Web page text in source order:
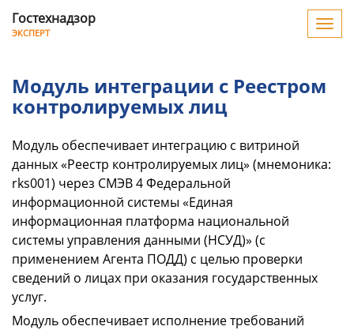
Гостехнадзор
ЭКСПЕРТ
интеграции
с
Реестром
контролируемых
лиц
Модуль интеграции с Реестром
контролируемых лиц
Модуль обеспечивает интеграцию с витриной
данных «Реестр контролируемых лиц» (мнемоника:
rks001) через СМЭВ 4 Федеральной
информационной системы «Единая
информационная платформа национальной
системы управления данными (НСУД)» (с
применением Агента ПОДД) с целью проверки
сведений о лицах при оказания государственных
услуг.
Модуль обеспечивает исполнение требований